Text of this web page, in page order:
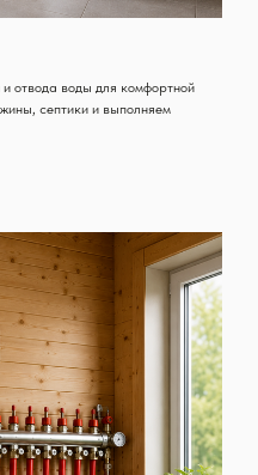
отвода воды для комфортной
септики и выполняем